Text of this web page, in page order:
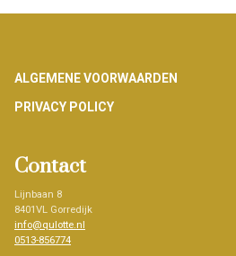
Footer
ALGEMENE VOORWAARDEN
PRIVACY POLICY
Contact
Lijnbaan 8
8401VL Gorredijk
info@qulotte.nl
0513-856774